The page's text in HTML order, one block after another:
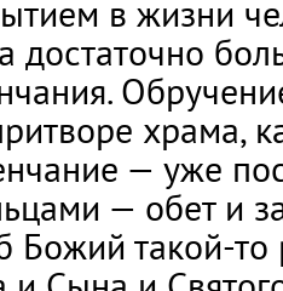
в жизни
достаточно
храма,
— уже
— обет и
Божий такой-